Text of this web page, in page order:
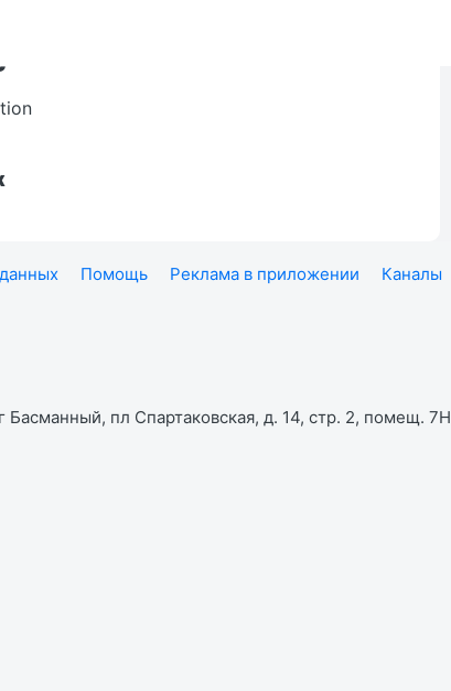
Помощь Реклама в приложении Каналы
пл Спартаковская, д. 14, стр. 2, помещ. 7Н